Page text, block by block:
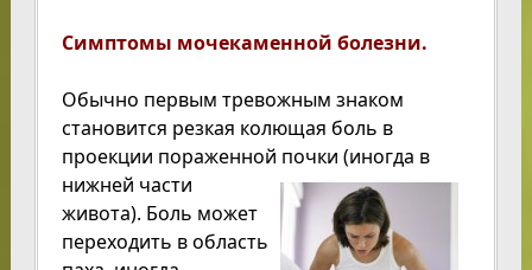
Симптомы мочекаменной болезни.
Обычно первым тревожным знаком
становится резкая колющая боль в
проекции пораженной почки (иногда в
нижней части
живота). Боль может
переходить в область